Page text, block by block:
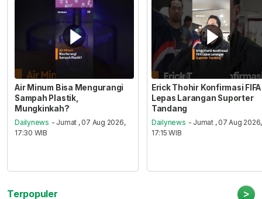
Air Minum Bisa Mengurangi
Sampah Plastik,
Mungkinkah?
Dailynews - Jumat , 07 Aug 2026,
17:30 WIB
Erick Thohir Konfirmasi FIFA
Lepas Larangan Suporter
Tandang
Dailynews - Jumat , 07 Aug 2026,
17:15 WIB
Terpopuler >